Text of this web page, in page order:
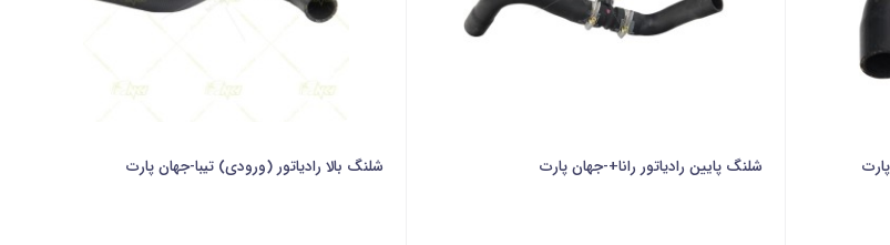
شلنگ پایین رادیاتور رانا+-جهان پارت شلنگ بالا رادیاتور (ورودی) تیبا-جهان پارت